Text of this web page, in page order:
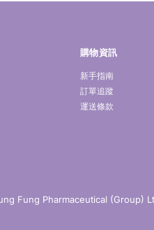
購物資訊
新手指南
訂單追蹤
運送條款
Fung Pharmaceutical (Group)